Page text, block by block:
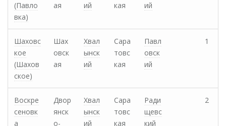
(Павло
вка)
ая
ий
кая
ий
Шаховс
кое
(Шахов
ское)
Шах
овск
ая
Хвал
ынск
ий
Сара
товс
кая
Павл
овск
ий
1
Воскре
сеновк
а
Двор
янск
о-
Хвал
ынск
ий
Сара
товс
кая
Ради
щевс
кий
2